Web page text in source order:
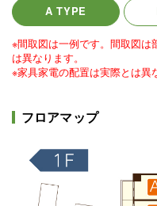
A TYPE
※間取図は一例です。間取図は
は異なります。
※家具家電の配置は実際とは異
フロアマップ